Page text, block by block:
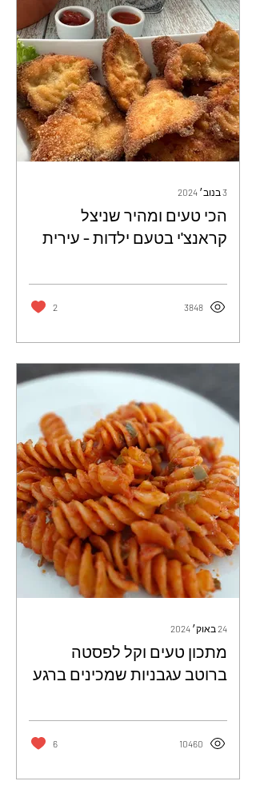
3 בנוב׳ 2024
הכי טעים ומהיר שניצל
קראנצ'י בטעם ילדות - עירית
3848
2
24 באוק׳ 2024
מתכון טעים וקל לפסטה
ברוטב עגבניות שמכינים ברגע
10460
6